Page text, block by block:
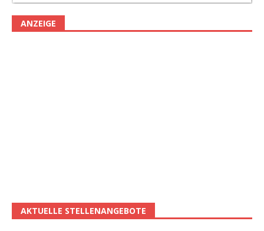
ANZEIGE
AKTUELLE STELLENANGEBOTE